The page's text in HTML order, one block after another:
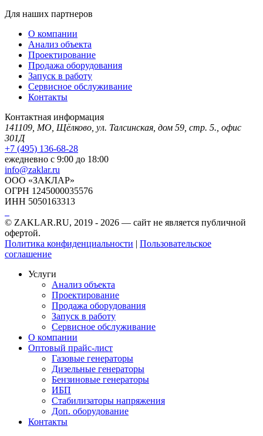
Для наших партнеров
О компании
Анализ объекта
Проектирование
Продажа оборудования
Запуск в работу
Сервисное обслуживание
Контакты
Контактная информация
141109, МО, Щёлково, ул. Талсинская, дом 59, стр. 5., офис
301Д
+7 (495) 136-68-28
ежедневно с 9:00 до 18:00
info@zaklar.ru
ООО «ЗАКЛАР»
ОГРН 1245000035576
ИНН 5050163313
© ZAKLAR.RU, 2019 - 2026 — cайт не является публичной
офертой.
Политика конфиденциальности | Пользовательское
соглашение
Услуги
Анализ объекта
Проектирование
Продажа оборудования
Запуск в работу
Сервисное обслуживание
О компании
Оптовый прайс-лист
Газовые генераторы
Дизельные генераторы
Бензиновые генераторы
ИБП
Стабилизаторы напряжения
Доп. оборудование
Контакты